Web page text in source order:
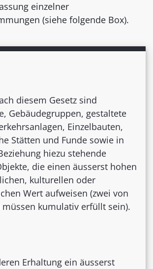
einzelner
(siehe folgende Box).
diesem Gesetz sind
Gebäudegruppen, gestaltete
Einzelbauten,
Stätten und Funde sowie in
hiezu stehende
die einen äusserst hohen
kulturellen oder
Wert aufweisen (zwei von
kumulativ erfüllt sein).
Erhaltung ein äusserst